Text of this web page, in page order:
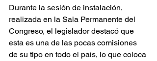
Durante la sesión de instalación,
realizada en la Sala Permanente del
Congreso, el legislador destacó que
esta es una de las pocas comisiones
de su tipo en todo el país, lo que coloca